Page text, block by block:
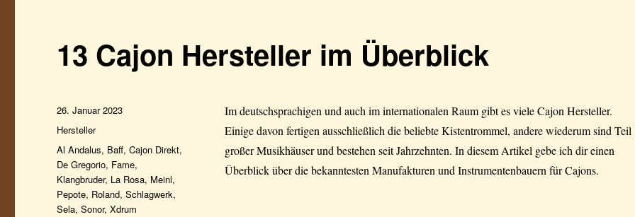
13 Cajon Hersteller im Überblick
Im deutschsprachigen und auch im internationalen Raum gibt es viele Cajon Hersteller.
Einige davon fertigen ausschließlich die beliebte Kistentrommel, andere wiederum sind Teil
großer Musikhäuser und bestehen seit Jahrzehnten. In diesem Artikel gebe ich dir einen
Überblick über die bekanntesten Manufakturen und Instrumentenbauern für Cajons.
Veröffentlicht
am
26. Januar 2023
Kategorien
Hersteller
Schlagwörter
Al Andalus, Baff,Cajon Direkt,
De Gregorio, Fame,
Klangbruder, La Rosa, Meinl,
Pepote, Roland,Schlagwerk,
Sela,Sonor,Xdrum